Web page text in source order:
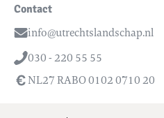
Contact
Email
info@utrechtslandschap.nl
Telefoon
030 - 220 55 55
NL27 RABO 0102 0710 20